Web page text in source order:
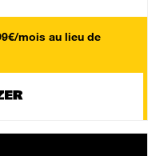
mois au lieu de